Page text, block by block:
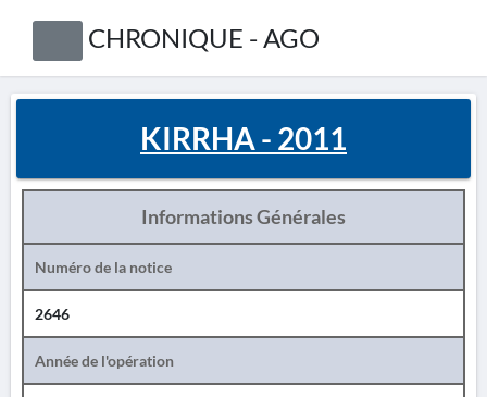
CHRONIQUE - AGO
KIRRHA - 2011
Informations Générales
Numéro de la notice
2646
Année de l'opération